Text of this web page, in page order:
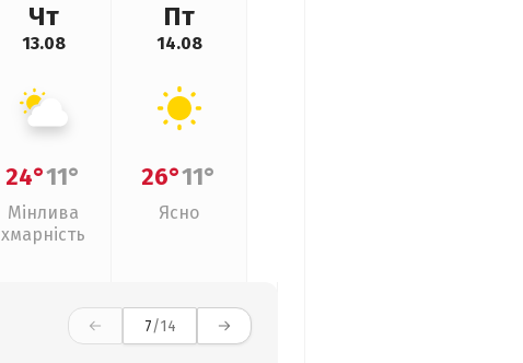
Чт
13.08
24°11°
Мінлива
хмарність
Пт
14.08
26°11°
Ясно
7/14